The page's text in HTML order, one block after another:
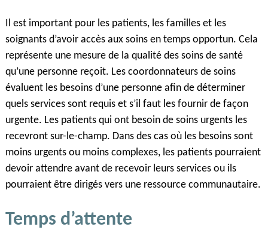
Il est important pour les patients, les familles et les
soignants d’avoir accès aux soins en temps opportun. Cela
représente une mesure de la qualité des soins de santé
qu’une personne reçoit. Les coordonnateurs de soins
évaluent les besoins d’une personne afin de déterminer
quels services sont requis et s’il faut les fournir de façon
urgente. Les patients qui ont besoin de soins urgents les
recevront sur-le-champ. Dans des cas où les besoins sont
moins urgents ou moins complexes, les patients pourraient
devoir attendre avant de recevoir leurs services ou ils
pourraient être dirigés vers une ressource communautaire.
Temps d’attente